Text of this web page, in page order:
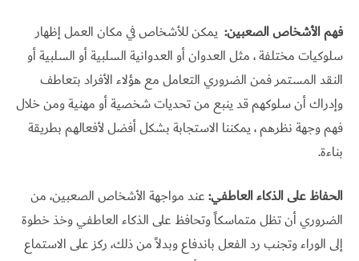
فهم الأشخاص الصعبين:يمكن للأشخاص في مكان العمل إظهار
سلوكيات مختلفة ، مثل العدوان أو العدوانية السلبية أو السلبية أو
النقد المستمر فمن الضروري التعامل مع هؤلاء الأفراد بتعاطف
وإدراك أن سلوكهم قد ينبع من تحديات شخصية أو مهنية ومن خلال
فهم وجهة نظرهم ، يمكننا الاستجابة بشكل أفضل لأفعالهم بطريقة
بناءة.
الحفاظ على الذكاء العاطفي:عند مواجهة الأشخاص الصعبين، من
الضروري أن تظل متماسكاً وتحافظ على الذكاء العاطفي وخذ خطوة
إلى الوراء وتجنب رد الفعل باندفاع وبدلاً من ذلك، ركز على الاستماع